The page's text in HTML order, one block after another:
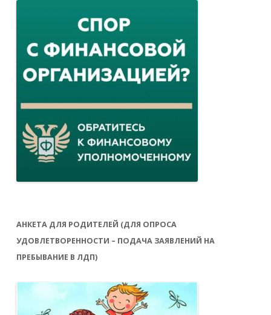
АНКЕТА ДЛЯ РОДИТЕЛЕЙ (ДЛЯ ОПРОСА
УДОВЛЕТВОРЕННОСТИ – ПОДАЧА ЗАЯВЛЕНИЙ НА
ПРЕБЫВАНИЕ В ЛДП)